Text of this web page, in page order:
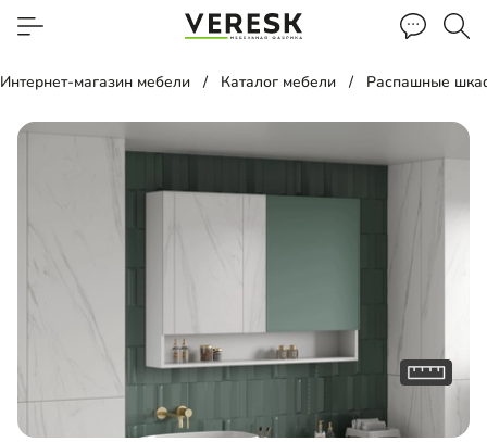
Интернет-магазин мебели Каталог мебели Распашные